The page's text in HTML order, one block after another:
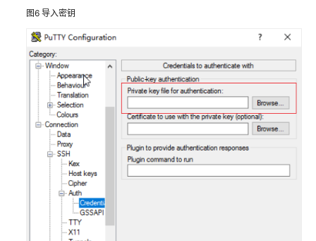
像
管
理
应
用
理
（适
图6 导入密钥